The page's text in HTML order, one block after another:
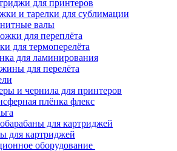
для принтеров
и тарелки для сублимации
валы
для переплёта
для термоперелёта
для ламинирования
для перелёта
и чернила для принтеров
плёнка флекс
для картриджей
для картриджей
оборудование